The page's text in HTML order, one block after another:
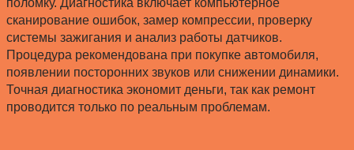
поломку. Диагностика включает компьютерное
сканирование ошибок, замер компрессии, проверку
системы зажигания и анализ работы датчиков.
Процедура рекомендована при покупке автомобиля,
появлении посторонних звуков или снижении динамики.
Точная диагностика экономит деньги, так как ремонт
проводится только по реальным проблемам.